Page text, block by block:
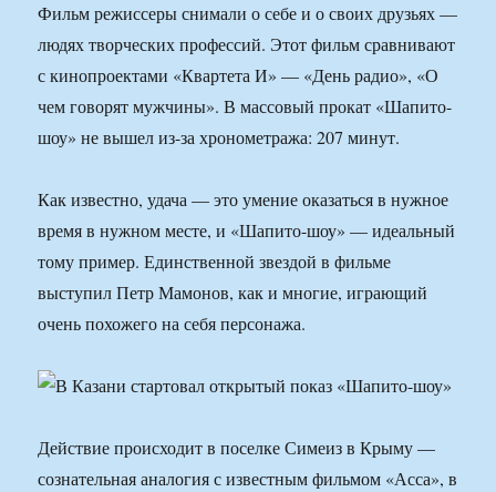
Фильм режиссеры снимали о себе и о своих друзьях —
людях творческих профессий. Этот фильм сравнивают
с кинопроектами «Квартета И» — «День радио», «О
чем говорят мужчины». В массовый прокат «Шапито-
шоу» не вышел из-за хронометража: 207 минут.
Как известно, удача — это умение оказаться в нужное
время в нужном месте, и «Шапито-шоу» — идеальный
тому пример. Единственной звездой в фильме
выступил Петр Мамонов, как и многие, играющий
очень похожего на себя персонажа.
Действие происходит в поселке Симеиз в Крыму —
сознательная аналогия с известным фильмом «Асса», в